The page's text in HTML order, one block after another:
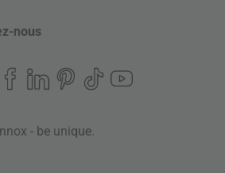
nous
- be unique.